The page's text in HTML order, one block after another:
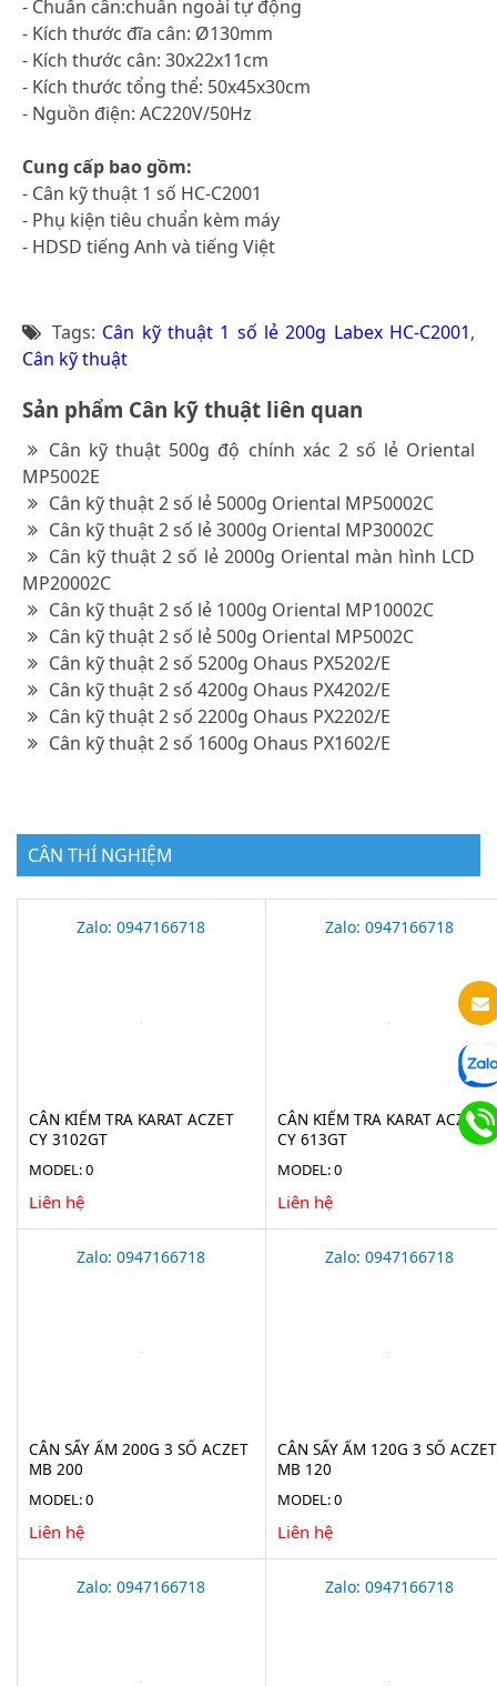
- Chuẩn cân:chuẩn ngoài tự động
- Kích thước đĩa cân: Ø130mm
- Kích thước cân: 30x22x11cm
- Kích thước tổng thể: 50x45x30cm
- Nguồn điện: AC220V/50Hz
Cung cấp bao gồm:
- Cân kỹ thuật 1 số HC-C2001
- Phụ kiện tiêu chuẩn kèm máy
- HDSD tiếng Anh và tiếng Việt
Tags: Cân kỹ thuật 1 số lẻ 200g Labex HC-C2001,
Cân kỹ thuật
Sản phẩm Cân kỹ thuật liên quan
Cân kỹ thuật 500g độ chính xác 2 số lẻ Oriental
MP5002E
Cân kỹ thuật 2 số lẻ 5000g Oriental MP50002C
Cân kỹ thuật 2 số lẻ 3000g Oriental MP30002C
Cân kỹ thuật 2 số lẻ 2000g Oriental màn hình LCD
MP20002C
Cân kỹ thuật 2 số lẻ 1000g Oriental MP10002C
Cân kỹ thuật 2 số lẻ 500g Oriental MP5002C
Cân kỹ thuật 2 số 5200g Ohaus PX5202/E
Cân kỹ thuật 2 số 4200g Ohaus PX4202/E
Cân kỹ thuật 2 số 2200g Ohaus PX2202/E
Cân kỹ thuật 2 số 1600g Ohaus PX1602/E
CÂN THÍ NGHIỆM
Zalo: 0947166718
CÂN KIỂM TRA KARAT ACZET
CY 3102GT
MODEL: 0
Liên hệ
Zalo: 0947166718
CÂN KIỂM TRA KARAT ACZET
CY 613GT
MODEL: 0
Liên hệ
Zalo: 0947166718
CÂN SẤY ẨM 200G 3 SỐ ACZET
MB 200
MODEL: 0
Liên hệ
Zalo: 0947166718
CÂN SẤY ẨM 120G 3 SỐ ACZET
MB 120
MODEL: 0
Liên hệ
Zalo: 0947166718 Zalo: 0947166718